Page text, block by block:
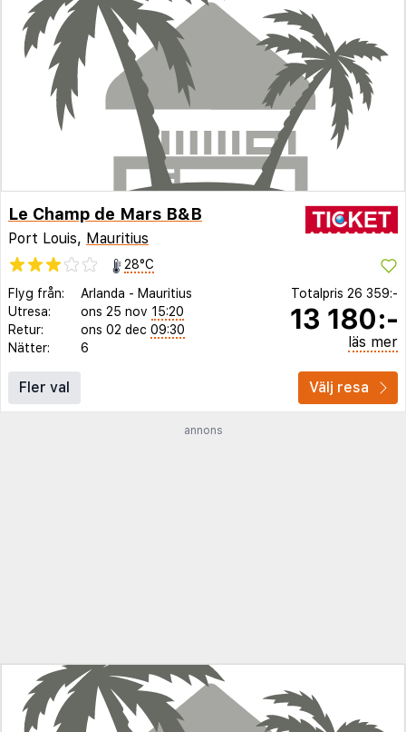
Le Champ de Mars B&B
Port Louis, Mauritius
28°C
Flyg från:
Arlanda - Mauritius
Utresa:
ons 25 nov 15:20
Retur:
ons 02 dec 09:30
Nätter:
6
Totalpris 26 359:-
13 180:-
läs mer
Fler val Välj resa
annons